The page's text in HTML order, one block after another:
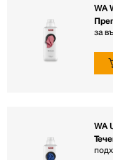
WA
за
WA